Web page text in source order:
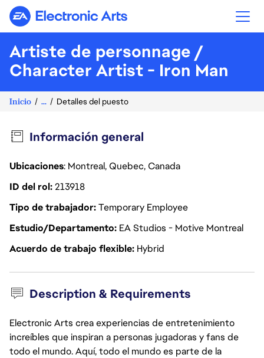
Electronic Arts
Artiste de personnage /
Character Artist - Iron Man
Inicio ... Detalles del puesto
Información general
Ubicaciones: Montreal, Quebec, Canada
ID del rol213918
Tipo de trabajadorTemporary Employee
Estudio/Departamento EA Studios - Motive Montreal
Acuerdo de trabajo flexible Hybrid
Description & Requirements
Electronic Arts crea experiencias de entretenimiento
increíbles que inspiran a personas jugadoras y fans de
todo el mundo. Aquí, todo el mundo es parte de la